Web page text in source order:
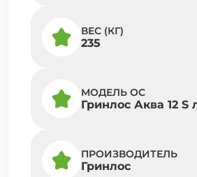
ВЕС (КГ)
235
МОДЕЛЬ ОС
Гринлос Аква 12 S
ПРОИЗВОДИТЕЛЬ
Гринлос